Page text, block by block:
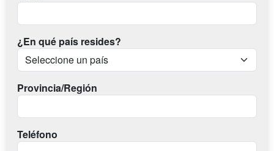
¿En qué país resides?
Provincia/Región
Teléfono